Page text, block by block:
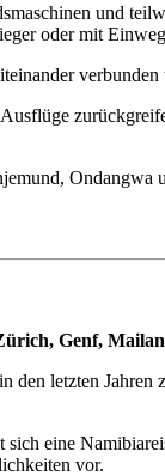
und
oder mit
Genf,
den letzten
eine
vor.